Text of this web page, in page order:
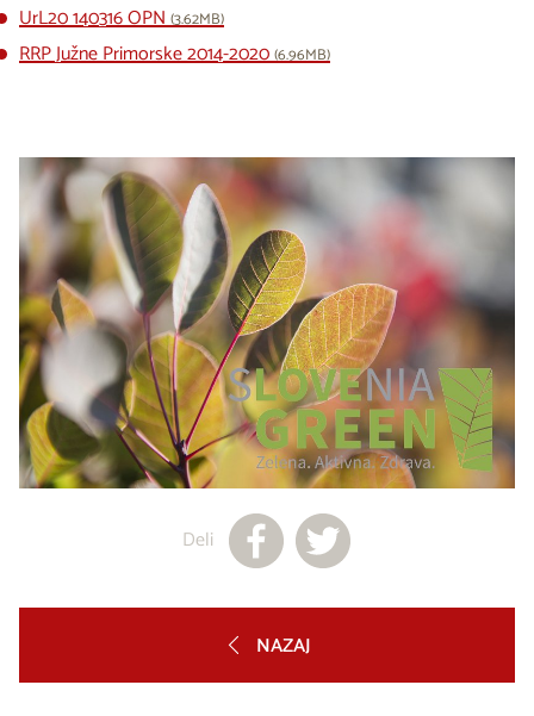
UrL20 140316 OPN(3.62MB)
RRP Južne Primorske 2014-2020(6.96MB)
Deli
NAZAJ